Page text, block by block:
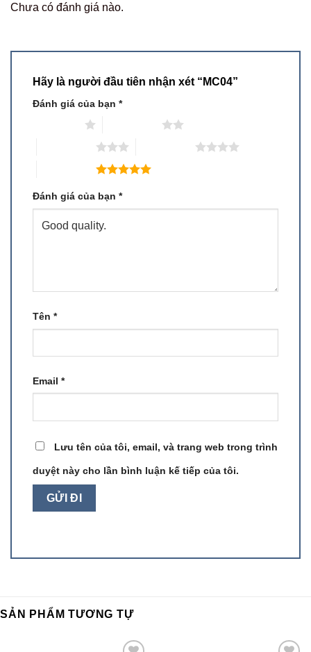
Chưa có đánh giá nào.
Hãy là người đầu tiên nhận xét “MC04”
Đánh giá của bạn *
Đánh giá của bạn *
Tên *
Email *
Lưu tên của tôi, email, và trang web trong trình
duyệt này cho lần bình luận kế tiếp của tôi.
SẢN PHẨM TƯƠNG TỰ